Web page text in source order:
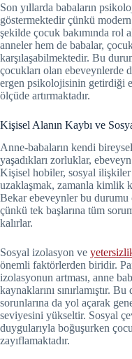
Son yıllarda babaların
göstermektedir çünkü
şekilde çocuk bakımında rol
anneler hem de babalar,
karşılaşabilmektedir. Bu
çocukları olan ebeveynlerde
ergen psikolojisinin getirdiği
ölçüde artırmaktadır.
Kişisel Alanın Kaybı ve
Anne-babaların kendi
yaşadıkları zorluklar,
Kişisel hobiler, sosyal ilişkiler
uzaklaşmak, zamanla kimlik
Bekar ebeveynler bu
çünkü tek başlarına tüm
kalırlar.
Sosyal izolasyon ve
önemli faktörlerden biridir.
izolasyonun artması, anne
kaynaklarını sınırlamıştır.
sorunlarına da yol açarak
seviyesini yükseltir. Sosyal
duygularıyla boğuşurken
zayıflamaktadır.